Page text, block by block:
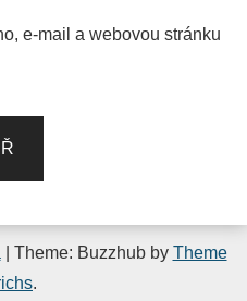
e-mail a webovou stránku
| Theme: Buzzhub by Theme
.